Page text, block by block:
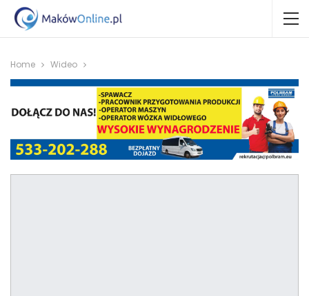
Home Wideo